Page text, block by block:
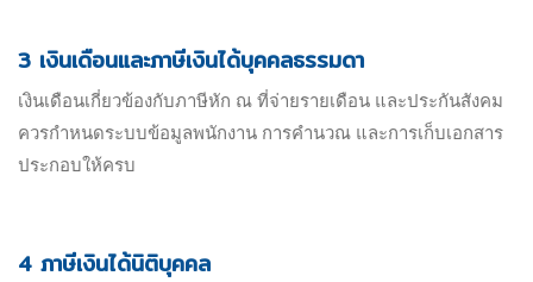
3 เงินเดือนและภาษีเงินได้บุคคลธรรมดา
เงินเดือนเกี่ยวข้องกับภาษีหัก ณ ที่จ่ายรายเดือน และประกันสังคม
ควรกำหนดระบบข้อมูลพนักงาน การคำนวณ และการเก็บเอกสาร
ประกอบให้ครบ
4 ภาษีเงินได้นิติบุคคล